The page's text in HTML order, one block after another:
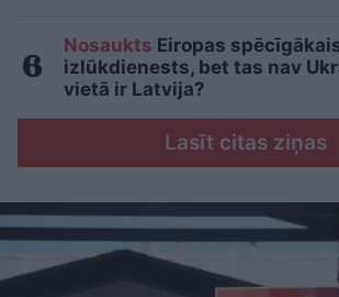
Nosaukts Eiropas
izlūkdienests, bet tas nav
vietā ir Latvija?
Lasīt citas ziņas